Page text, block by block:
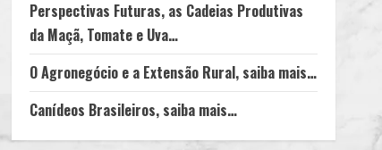
Perspectivas Futuras, as Cadeias Produtivas
da Maçã, Tomate e Uva…
O Agronegócio e a Extensão Rural, saiba mais…
Canídeos Brasileiros, saiba mais…